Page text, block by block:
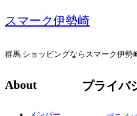
スマーク伊勢崎
群馬 ショッピングならスマーク伊勢
About プライバ